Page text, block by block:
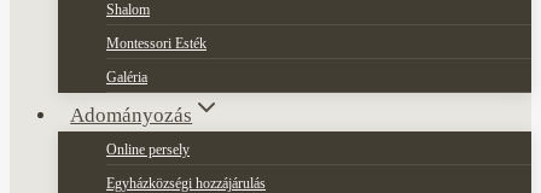
Shalom
Montessori Esték
Galéria
Adományozás
Online persely
Egyházközségi hozzájárulás